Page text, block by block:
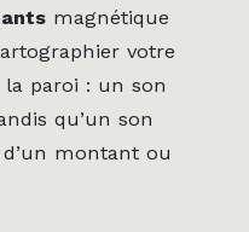
magnétique
votre
la paroi : un son
qu’un son
montant ou